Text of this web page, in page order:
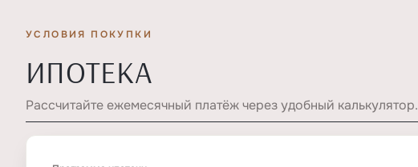
УСЛОВИЯ ПОКУПКИ
ИПОТЕКА
Рассчитайте ежемесячный платёж через удобный калькулятор.